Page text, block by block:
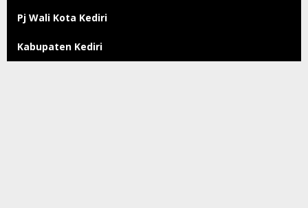
Pj Wali Kota Kediri
Kabupaten Kediri